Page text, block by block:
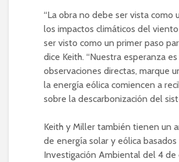
“La obra no debe ser vista
los impactos climáticos del
ser visto como un primer paso
dice Keith. “Nuestra esperanza
observaciones directas, marque
la energía eólica comiencen a
sobre la descarbonización del
Keith y Miller también tienen un
de energía solar y eólica
Investigación Ambiental del 4 de